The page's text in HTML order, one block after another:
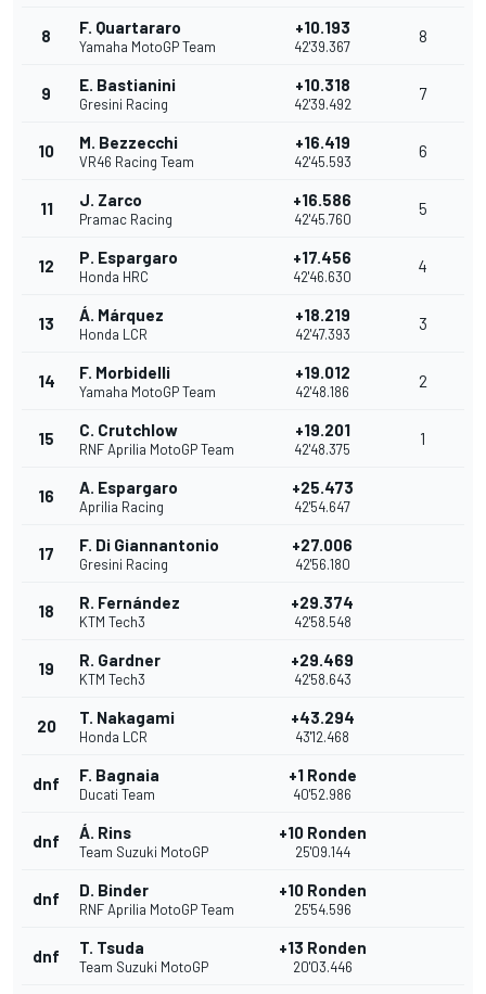
8 F. Quartararo
Yamaha MotoGP Team
+10.193
42'39.367
8
9 E. Bastianini
Gresini Racing
+10.318
42'39.492
7
10 M. Bezzecchi
VR46 Racing Team
+16.419
42'45.593
6
11 J. Zarco
Pramac Racing
+16.586
42'45.760
5
12 P. Espargaro
Honda HRC
+17.456
42'46.630
4
13 Á. Márquez
Honda LCR
+18.219
42'47.393
3
14 F. Morbidelli
Yamaha MotoGP Team
+19.012
42'48.186
2
15 C. Crutchlow
RNF Aprilia MotoGP Team
+19.201
42'48.375
1
16 A. Espargaro
Aprilia Racing
+25.473
42'54.647
17 F. Di Giannantonio
Gresini Racing
+27.006
42'56.180
18 R. Fernández
KTM Tech3
+29.374
42'58.548
19 R. Gardner
KTM Tech3
+29.469
42'58.643
20 T. Nakagami
Honda LCR
+43.294
43'12.468
dnf F. Bagnaia
Ducati Team
+1 Ronde
40'52.986
dnf Á. Rins
Team Suzuki MotoGP
+10 Ronden
25'09.144
dnf D. Binder
RNF Aprilia MotoGP Team
+10 Ronden
25'54.596
dnf T. Tsuda
Team Suzuki MotoGP
+13 Ronden
20'03.446